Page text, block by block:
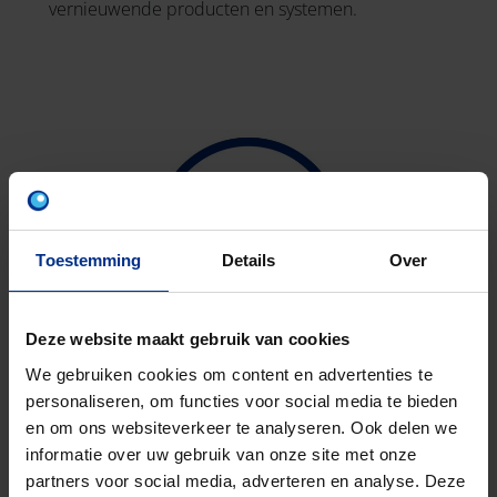
Toestemming Details Over
Deze website maakt gebruik van cookies
We gebruiken cookies om content en advertenties te
personaliseren, om functies voor social media te bieden
en om ons websiteverkeer te analyseren. Ook delen we
informatie over uw gebruik van onze site met onze
partners voor social media, adverteren en analyse. Deze
vernieuwende producten en systemen.
BINNENRIOLERING
Onder binnenriolering verstaan we het stelsel van
leidingen en hulpstukken, zowel in als om een
gebouw, voor het afvoeren van alle huishoud-, bad-